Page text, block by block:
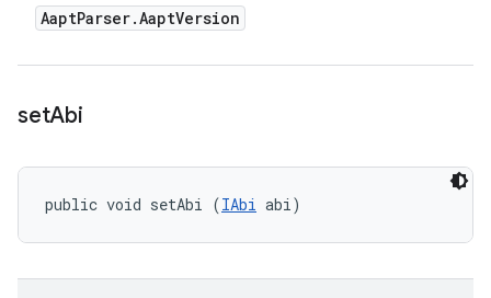
AaptParser.AaptVersion
setAbi
public void setAbi (IAbi abi)